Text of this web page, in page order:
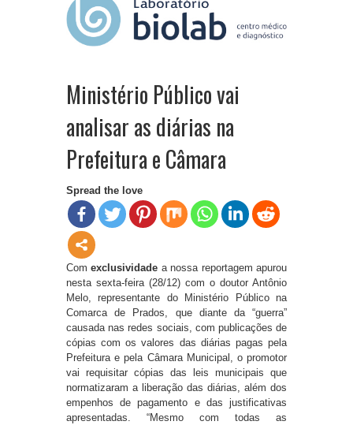
Ministério Público vai
analisar as diárias na
Prefeitura e Câmara
Spread the love
Com exclusividade a nossa reportagem apurou
nesta sexta-feira (28/12) com o doutor Antônio
Melo, representante do Ministério Público na
Comarca de Prados, que diante da “guerra”
causada nas redes sociais, com publicações de
cópias com os valores das diárias pagas pela
Prefeitura e pela Câmara Municipal, o promotor
vai requisitar cópias das leis municipais que
normatizaram a liberação das diárias, além dos
empenhos de pagamento e das justificativas
apresentadas. “Mesmo com todas as